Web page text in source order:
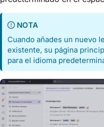
NOTA
Cuando añades un nuevo
existente, su página
para el idioma